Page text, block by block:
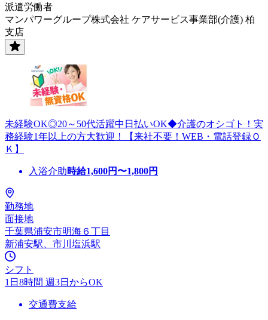
派遣労働者
マンパワーグループ株式会社 ケアサービス事業部(介護) 柏
支店
未経験OK◎20～50代活躍中日払いOK◆介護のオシゴト！実
務経験1年以上の方大歓迎！【来社不要！WEB・電話登録Ｏ
Ｋ】
入浴介助時給1,600円〜1,800円
勤務地
面接地
千葉県浦安市明海６丁目
新浦安駅、市川塩浜駅
シフト
1日8時間 週3日からOK
交通費支給